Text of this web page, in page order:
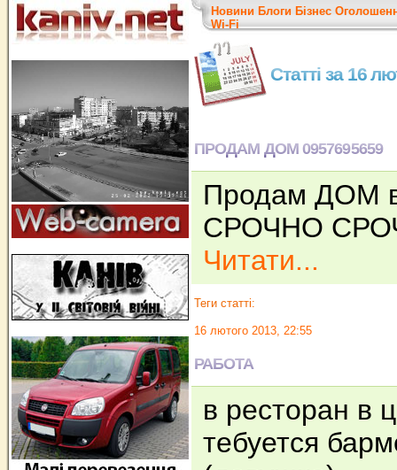
Новини Блоги Бізнес
Wi-Fi
Статті за 16
ПРОДАМ ДОМ 0957695659
Продам ДОМ
СРОЧНО
Читати...
Теги статті:
16 лютого 2013, 22:55
РАБОТА
в ресторан в
тебуется